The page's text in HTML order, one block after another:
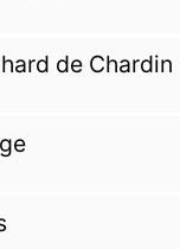
de Chardin